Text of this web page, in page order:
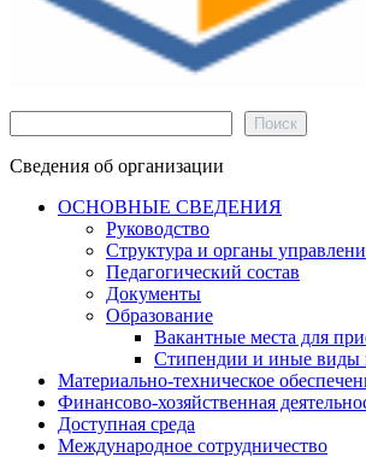
Поиск
Сведения об организации
ОСНОВНЫЕ СВЕДЕНИЯ
Руководство
Структура и органы
Педагогический состав
Документы
Образование
Вакантные места для
Стипендии и иные виды
Материально-техническое
Финансово-хозяйственная
Доступная среда
Международное сотрудничество